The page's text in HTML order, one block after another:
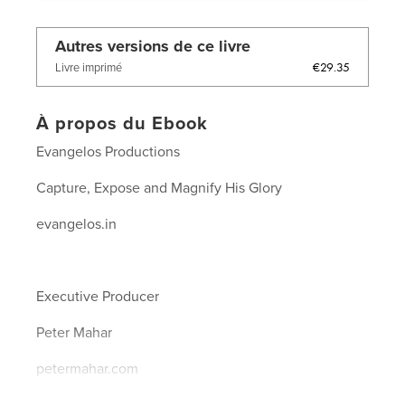
Autres versions de ce livre
Livre imprimé €29.35
À propos du Ebook
Evangelos Productions
Capture, Expose and Magnify His Glory
evangelos.in
Executive Producer
Peter Mahar
petermahar.com